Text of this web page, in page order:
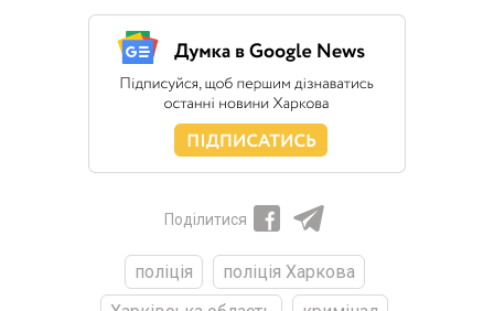
Поділитися
поліція
поліція Харкова